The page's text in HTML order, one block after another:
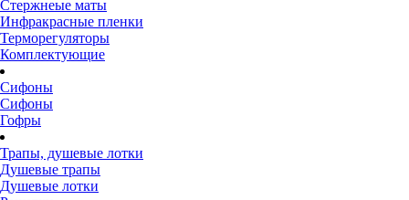
Стержнеые маты
Инфракрасные пленки
Терморегуляторы
Комплектующие
Сифоны
Сифоны
Гофры
Трапы, душевые лотки
Душевые трапы
Душевые лотки